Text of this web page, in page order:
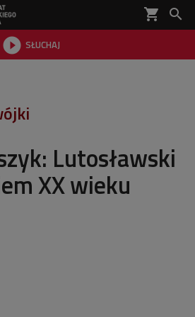
shopping_cart 
 SŁUCHAJ

Lutosławski
XX wieku